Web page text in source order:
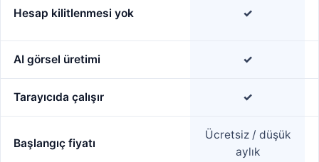
Hesap kilitlenmesi yok ✓
AI görsel üretimi ✓
Tarayıcıda çalışır ✓
Başlangıç fiyatı
Ücretsiz / düşük
aylık